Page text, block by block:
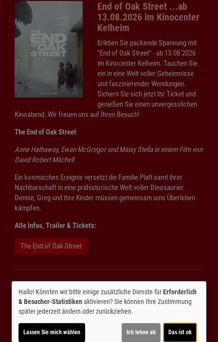
End of Oak Street ...ab
13.08.2026 im Kinocenter
Kelheim
Erleben Sie packende Spannung mit
"End of Oak Street" - ab 13.08.2026
im Kinocenter Kelheim. Tauchen Sie
ein in eine Welt voller Geheimnisse
und faszinierender Wendungen.
Sichern Sie sich jetzt Ihr Ticket und
genießen Sie einen unvergesslichen
Kinoabend. Wir freuen uns auf Ihren Besuch!
The End of Oak Street
Anne Hathaway, Ewan McGregor und Maisy Stella in einem Film von
David Robert Mitchell
Ein kosmisches Ereignis versetzt die Familie Platt samt ihrer
Nachbarschaft in eine prähistorische Welt voller Dinosaurier.
Denise, Greg und ihre Kinder müssen gemeinsam ums Überleben
kämpfen.
Alle Infos, Trailer & Tickets:
The End of Oak Street
One Night Only
...Vorpremiere am
Mittwoch, den 26.08.2026
Erleben Sie im Kino-Center Kelheim
einen unvergesslichen Abend: One
Hallo! Könnten wir bitte einige zusätzliche Dienste fürErforderlich
& Besucher-Statistikenaktivieren? Sie können Ihre Zustimmung
später jederzeit ändern oder zurückziehen.
Lassen Sie mich wählen Ich lehne ab Das ist ok